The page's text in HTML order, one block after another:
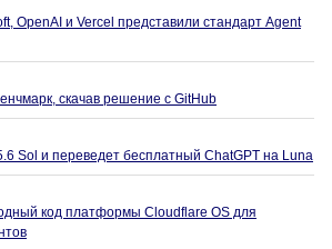
OpenAI и Vercel представили стандарт Agent
скачав решение с GitHub
Sol и переведет бесплатный ChatGPT на Luna
код платформы Cloudflare OS для